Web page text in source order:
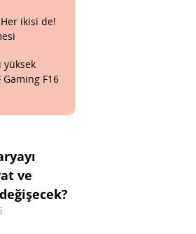
ikisi de!
yüksek
Gaming F16
ve